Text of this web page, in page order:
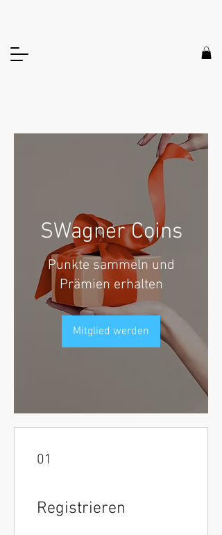
SWagner Coins
Punkte sammeln und
Prämien erhalten
Mitglied werden
01
Registrieren